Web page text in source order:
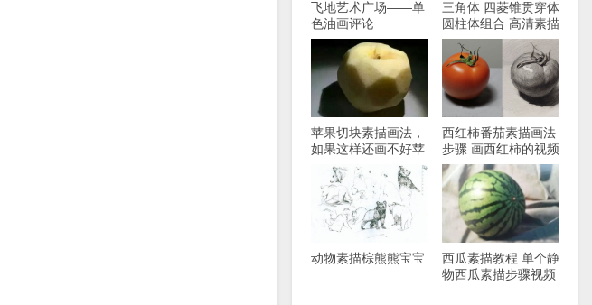
飞地艺术广场——单
色油画评论
三角体 四菱锥贯穿体
圆柱体组合 高清素描
写生照片
苹果切块素描画法，
如果这样还画不好苹
果，就别怪老师了，
尽力了
西红柿番茄素描画法
步骤 画西红柿的视频
教程
动物素描棕熊熊宝宝
西瓜素描教程 单个静
物西瓜素描步骤视频